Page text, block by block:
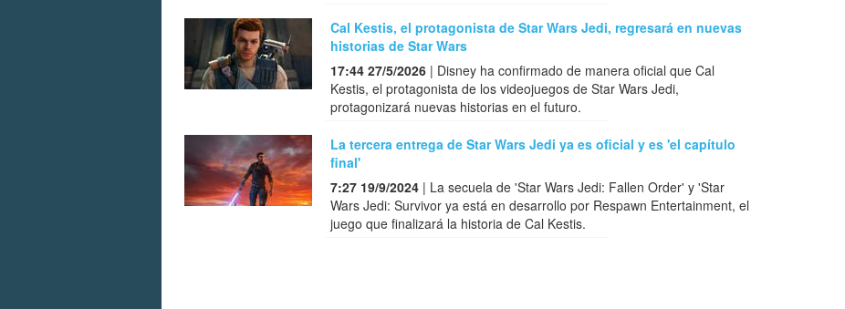
Cal Kestis, el protagonista de Star Wars Jedi, regresará en nuevas
historias de Star Wars
17:44 27/5/2026 | Disney ha confirmado de manera oficial que Cal
Kestis, el protagonista de los videojuegos de Star Wars Jedi,
protagonizará nuevas historias en el futuro.
La tercera entrega de Star Wars Jedi ya es oficial y es 'el capítulo
final'
7:27 19/9/2024 | La secuela de 'Star Wars Jedi: Fallen Order' y 'Star
Wars Jedi: Survivor ya está en desarrollo por Respawn Entertainment, el
juego que finalizará la historia de Cal Kestis.